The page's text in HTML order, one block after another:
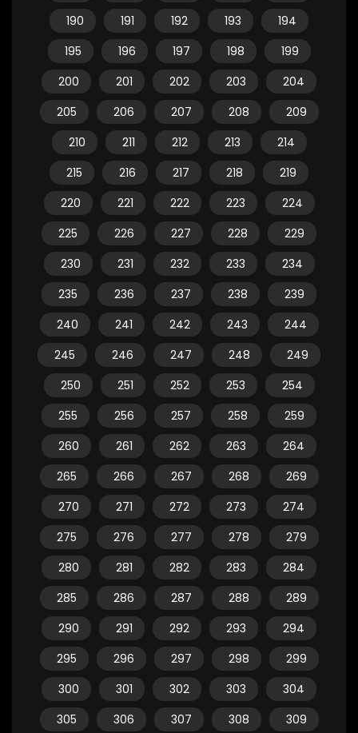
190
191 192 193
194
195
196 197 198
199
200
201 202 203
204
205
206 207 208
209
210
211 212 213
214
215
216 217 218
219
220
221 222 223
224
225
226 227 228
229
230
231 232 233
234
235
236 237 238
239
240
241 242 243
244
245
246 247 248
249
250
251 252 253
254
255
256 257 258
259
260
261 262 263
264
265
266 267 268
269
270
271 272 273
274
275
276 277 278
279
280
281 282 283
284
285
286 287 288
289
290
291 292 293
294
295
296 297 298
299
300
301 302 303
304
305
306 307 308
309